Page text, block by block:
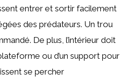
entrer et sortir facilement
des prédateurs. Un trou
De plus, l’intérieur doit
ou d’un support pour
se percher